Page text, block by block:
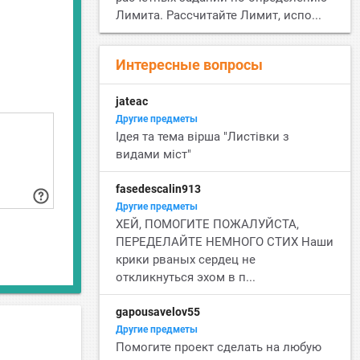
Лимита. Рассчитайте Лимит, испо...
Интересные вопросы
jateac
Другие предметы
Ідея та тема вірша "Листівки з
видами міст"
fasedescalin913
Другие предметы
ХЕЙ, ПОМОГИТЕ ПОЖАЛУЙСТА,
ПЕРЕДЕЛАЙТЕ НЕМНОГО СТИХ Наши
крики рваных сердец не
откликнуться эхом в п...
gapousavelov55
Другие предметы
Помогите проект сделать на любую